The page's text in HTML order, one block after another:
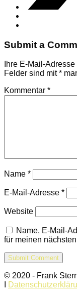
Submit a
Ihre E-Mail-
Felder sind mit*
Kommentar *
Name *
E-Mail-Adresse *
Website
Name, E-Mail-
für meinen
© 2020 - Frank